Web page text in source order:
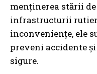
menținerea stării
infrastructurii
inconveniențe, ele
preveni accidente
sigure.